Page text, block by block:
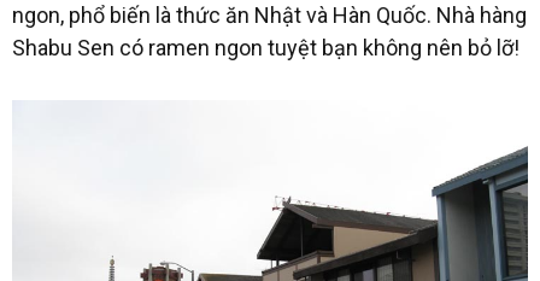
ngon, phổ biến là thức ăn Nhật và Hàn Quốc. Nhà hàng
Shabu Sen có ramen ngon tuyệt bạn không nên bỏ lỡ!